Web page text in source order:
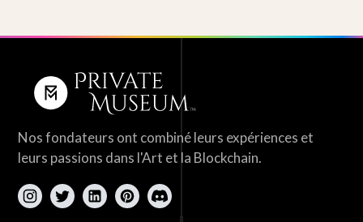
Nos fondateurs ont combiné leurs expériences et
leurs passions dans l'Art et la Blockchain.